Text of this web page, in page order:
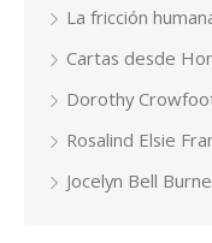
La fricción
Cartas desde
Dorothy
Rosalind Elsie
Jocelyn Bell